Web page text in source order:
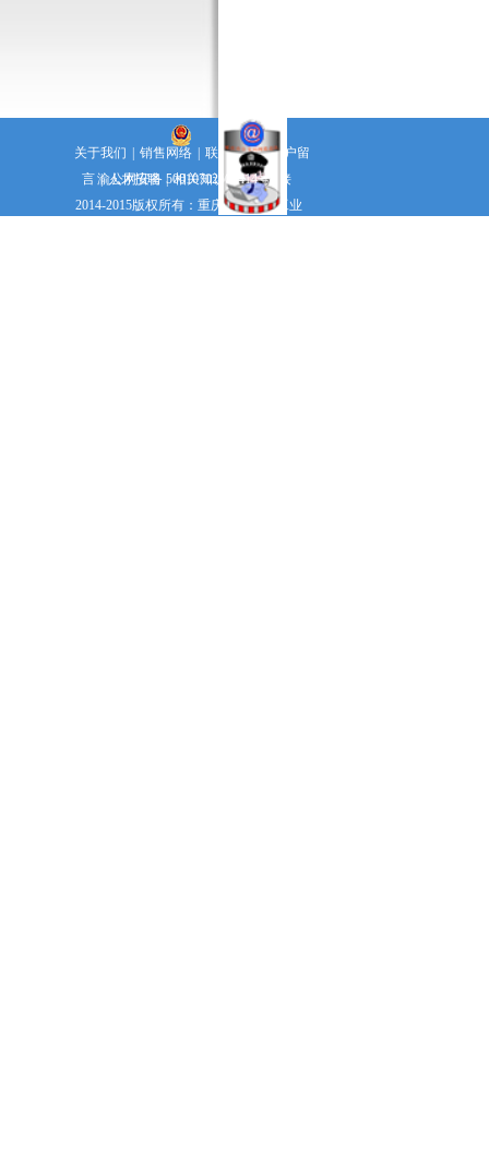
渝公网安备 50010702500414号
关于我们 销售网络 联系方式 | 客户留
言 | 人才招聘 | 相关知识
友情链接
2014-2015版权所有：重庆聚兴交通工业